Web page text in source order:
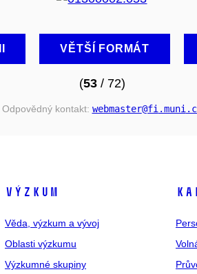
VĚTŠÍ FORMÁT
(53/ 72)
Odpovědný kontakt: webmaster@fi .muni
VÝZKUM
Věda, výzkum a vývoj
Oblasti výzkumu
Výzkumné skupiny